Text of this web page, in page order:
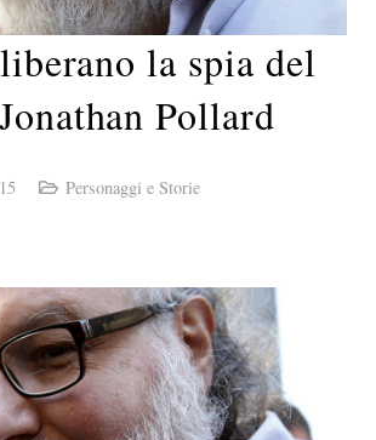
la spia del
Pollard
Personaggi e Storie